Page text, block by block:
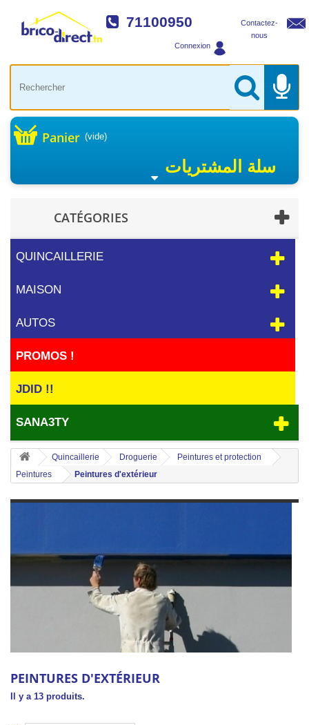
Contactez-
nous
71100950
Connexion
Panier (vide)
سلة المشتريات
CATÉGORIES
QUINCAILLERIE
MAISON
AUTOS
PROMOS !
JDID !!
SANA3TY
Quincaillerie Droguerie
Peintures et protection
Peintures
Peintures d'extérieur
PEINTURES D'EXTÉRIEUR
Il y a 13 produits.